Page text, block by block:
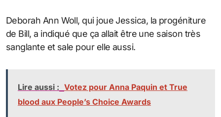
Deborah Ann Woll, qui joue Jessica, la progéniture
de Bill, a indiqué que ça allait être une saison très
sanglante et sale pour elle aussi.
Lire aussi : Votez pour Anna Paquin et True
blood aux People’s Choice Awards